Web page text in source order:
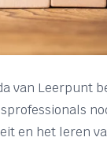
van Leerpunt
en het leren